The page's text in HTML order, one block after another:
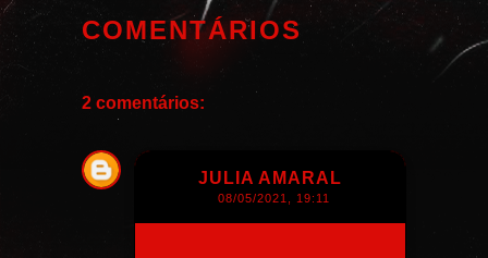
COMENTÁRIOS
2 comentários:
JULIA AMARAL
08/05/2021, 19:11